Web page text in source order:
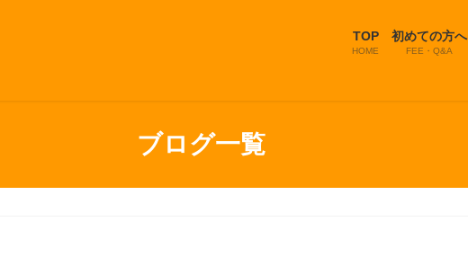
TOP
HOME
初めての方へ
FEE・Q&A
ブログ一覧